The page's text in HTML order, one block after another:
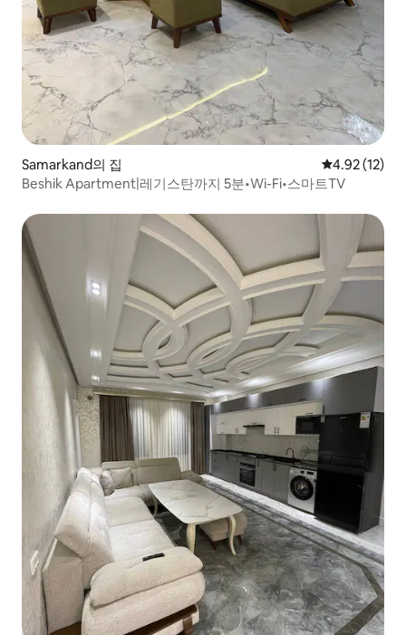
Samarkand의 집 평점 4.92점
4.92 (12)
Beshik Apartment|레기스탄까지 5분•Wi-Fi•스마트TV